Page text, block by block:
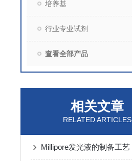
培养基
行业专业试剂
查看全部产品
相关文章
RELATED ARTICLES